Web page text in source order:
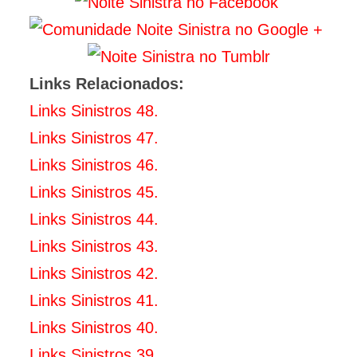
Links Relacionados:
Links Sinistros 48.
Links Sinistros 47.
Links Sinistros 46.
Links Sinistros 45.
Links Sinistros 44.
Links Sinistros 43.
Links Sinistros 42.
Links Sinistros 41.
Links Sinistros 40.